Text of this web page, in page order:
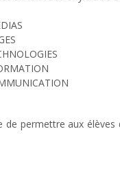
permettre aux élèves